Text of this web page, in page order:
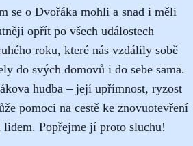
se o Dvořáka mohli a snad i měli
opřít po všech událostech
roku, které nás vzdálily sobě
do svých domovů i do sebe sama.
hudba – její upřímnost, ryzost
pomoci na cestě ke znovuotevření
lidem. Popřejme jí proto sluchu!